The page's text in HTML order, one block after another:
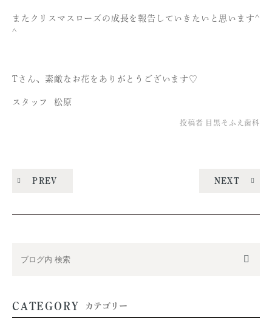
またクリスマスローズの成長を報告していきたいと思います^
^
Tさん、素敵なお花をありがとうございます♡
スタッフ 松原
投稿者 目黒そふえ歯科
PREV NEXT
CATEGORY カテゴリー